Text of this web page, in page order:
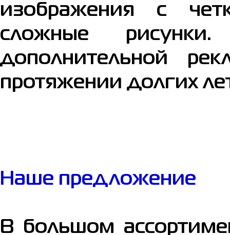
изображения с
сложные
дополнительной
протяжении долгих
Наше предложение
В большом